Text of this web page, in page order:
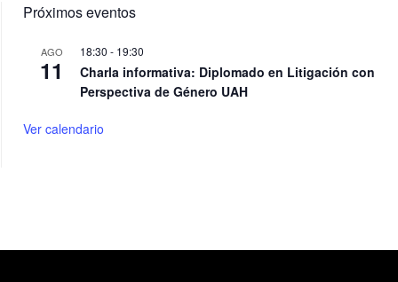
Próximos eventos
AGO
11
18:30 - 19:30
Charla informativa: Diplomado en Litigación con
Perspectiva de Género UAH
Ver calendario